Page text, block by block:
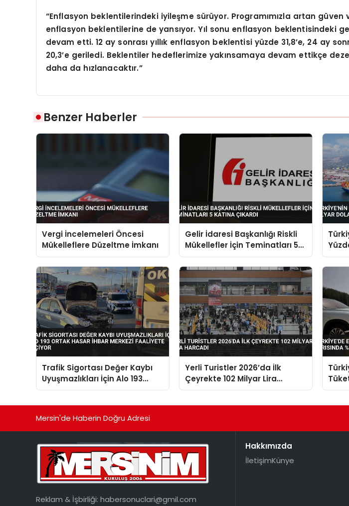
“Enflasyon beklentilerindeki iyileşme sürüyor. Programımızla artan güven
enflasyon beklentilerine de yansıyor. Yıl sonu enflasyon beklentisindeki
devam etti. 12 ay sonrası yıllık enflasyon beklentisi yüzde 31,8’e, 24 ay
20,3’e geriledi. Beklentiler hedeflerimize yakınsamaya devam ettikçe
daha da hızlanacaktır.”
Benzer Haberler
Vergi İncelemeleri Öncesi
Mükelleflere Düzeltme İmkanı
Gelir İdaresi Başkanlığı Riskli
Mükellefler İçin Teminatları 5
Katına Çıkardı
Trafik Sigortası Değer Kaybı
Uyuşmazlıkları İçin Alo 193
Ortak Hasar İhbar Merkezi
Yerli Turistler 2026’da İlk
Çeyrekte 102 Milyar Lira
Harcadı
Mersin'de Haberin Doğru Adresi
Reklam & İşbirliği: habersonuclari@gmil.com
Hakkımızda
İletişimKünye